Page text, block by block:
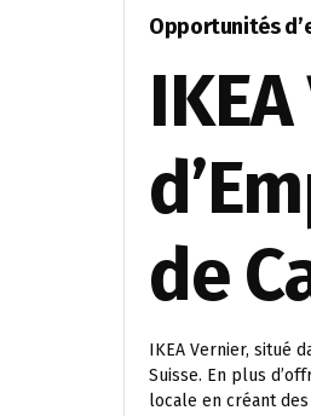
Opportunités
de
IKEA Vernier, situé
Suisse. En plus
locale en créant